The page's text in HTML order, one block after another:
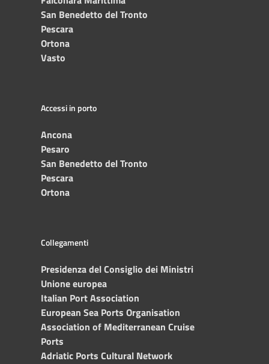
San Benedetto del Tronto
Pescara
Ortona
Vasto
Accessi in porto
Ancona
Pesaro
San Benedetto del Tronto
Pescara
Ortona
Collegamenti
Presidenza del Consiglio dei Ministri
Unione europea
Italian Port Association
European Sea Ports Organisation
Association of Mediterranean Cruise
Ports
Adriatic Ports Cultural Network